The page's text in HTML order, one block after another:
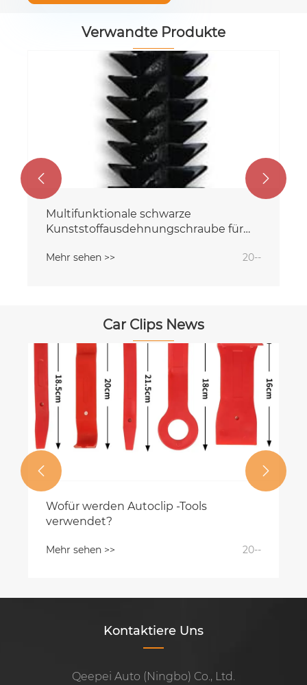
Verwandte Produkte
Multifunktionale schwarze
Kunststoffausdehnungschraube für
Mehr sehen >> 20--
 
Car Clips News
Wofür werden Autoclip -Tools
verwendet?
Mehr sehen >> 20--
 
Kontaktiere Uns
Qeepei Auto (Ningbo) Co., Ltd.